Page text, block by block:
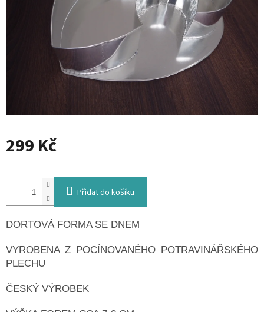
299 Kč
cena:
Přidat do košíku
DORTOVÁ FORMA SE DNEM
VYROBENA Z POCÍNOVANÉHO POTRAVINÁŘSKÉHO
PLECHU
ČESKÝ VÝROBEK